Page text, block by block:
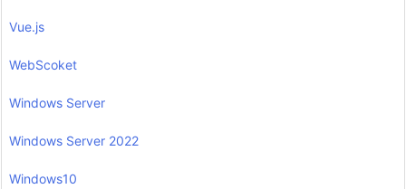
Vue.js
WebScoket
Windows Server
Windows Server 2022
Windows10